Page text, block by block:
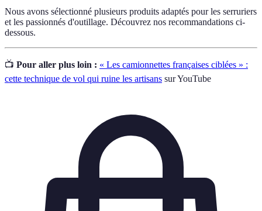
Nous avons sélectionné plusieurs produits adaptés pour les serruriers
et les passionnés d'outillage. Découvrez nos recommandations ci-
dessous.
📺 Pour aller plus loin : « Les camionnettes françaises ciblées » :
cette technique de vol qui ruine les artisans sur YouTube